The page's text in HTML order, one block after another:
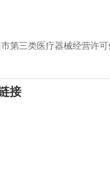
第三类医疗器械经营许可
接